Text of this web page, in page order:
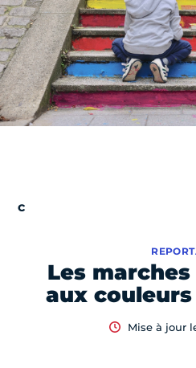
Les
aux
Mise à jour